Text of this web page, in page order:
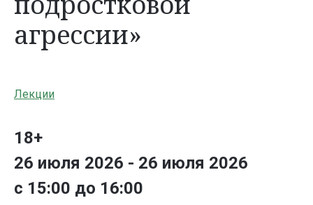
агрессии»
Лекции
18+
26 июля 2026 - 26 июля 2026
с 15:00 до 16:00